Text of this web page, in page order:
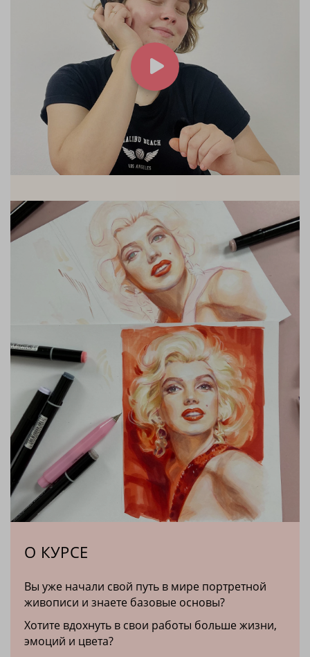
О КУРСЕ
Вы уже начали свой путь в мире портретной
живописи и знаете базовые основы?
Хотите вдохнуть в свои работы больше жизни,
эмоций и цвета?